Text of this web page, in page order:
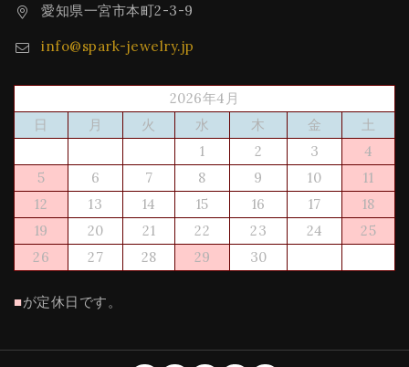
愛知県一宮市本町2-3-9
info@spark-jewelry.jp
2026年4月
日
月 火 水 木 金
土
1
2 3
4
5
6 7 8 9 10
11
12
13 14 15 16 17
18
19
20 21 22 23 24
25
26
27 28 29 30
■が定休日です。